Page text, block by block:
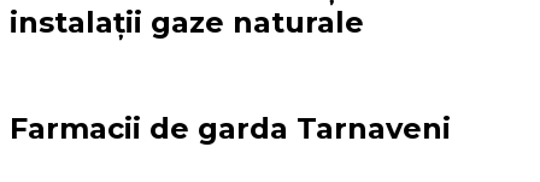
instalații gaze naturale
Farmacii de garda Tarnaveni